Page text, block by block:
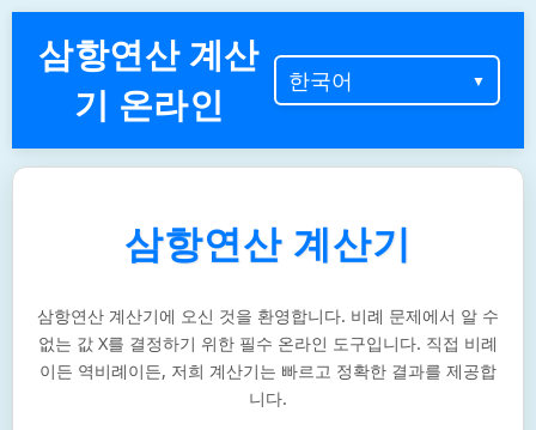
삼항연산 계산
기 온라인
삼항연산 계산기
삼항연산 계산기에 오신 것을 환영합니다. 비례 문제에서 알 수
없는 값 X를 결정하기 위한 필수 온라인 도구입니다. 직접 비례
이든 역비례이든, 저희 계산기는 빠르고 정확한 결과를 제공합
니다.